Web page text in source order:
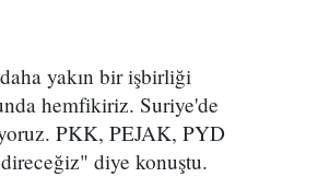
yakın bir işbirliği
hemfikiriz. Suriye'de
PKK, PEJAK, PYD
diye konuştu.